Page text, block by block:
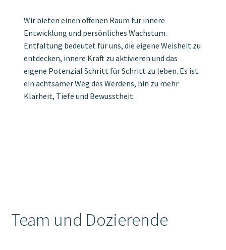
Wir bieten einen offenen Raum für innere
Entwicklung und persönliches Wachstum.
Entfaltung bedeutet für uns, die eigene Weisheit zu
entdecken, innere Kraft zu aktivieren und das
eigene Potenzial Schritt für Schritt zu leben. Es ist
ein achtsamer Weg des Werdens, hin zu mehr
Klarheit, Tiefe und Bewusstheit.
Team und Dozierende